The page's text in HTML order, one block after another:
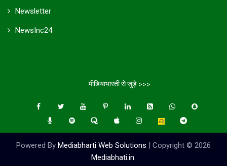
Newsletter
NewsInc24
मीडियाभारती से जुड़े >>>
Powered By Mediabharti Web Solutions | Copyright © 2026
Mediabhati.in.